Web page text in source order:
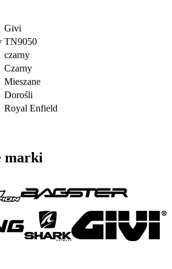
Givi
TN9050
czarny
Czarny
Mieszane
Dorośli
Royal Enfield
marki